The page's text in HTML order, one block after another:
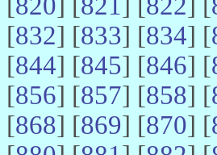
[832] [833] [834] [
[844] [845] [846] [
[856] [857] [858] [
[868] [869] [870] [